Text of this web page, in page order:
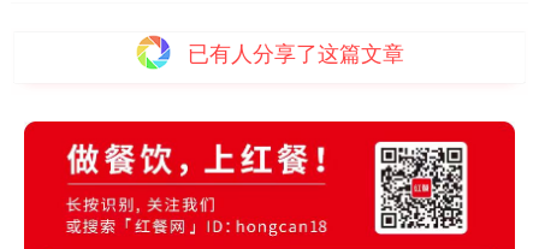
已有 人分享了这篇文章